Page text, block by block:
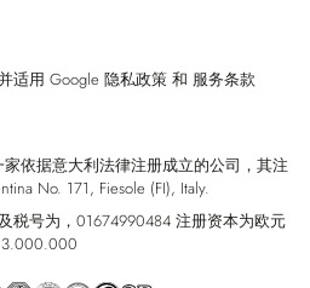
适用 Google 隐私政策 和 服务条款
依据意大利法律注册成立的公司，其注
No. 171, Fiesole (FI), Italy.
税号为，01674990484 注册资本为欧元
3.000.000